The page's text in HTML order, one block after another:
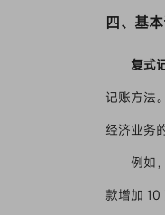
四、基
复式
记账方法
经济业务
例如
款增加 10